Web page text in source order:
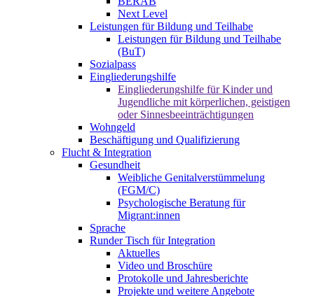
Next Level
Leistungen für Bildung und Teilhabe
Leistungen für Bildung und Teilhabe
(BuT)
Sozialpass
Eingliederungshilfe
Eingliederungshilfe für Kinder und
Jugendliche mit körperlichen, geistigen
oder Sinnesbeeinträchtigungen
Wohngeld
Beschäftigung und Qualifizierung
Flucht & Integration
Gesundheit
Weibliche Genitalverstümmelung
(FGM/C)
Psychologische Beratung für
Migrant:innen
Sprache
Runder Tisch für Integration
Aktuelles
Video und Broschüre
Protokolle und Jahresberichte
Projekte und weitere Angebote